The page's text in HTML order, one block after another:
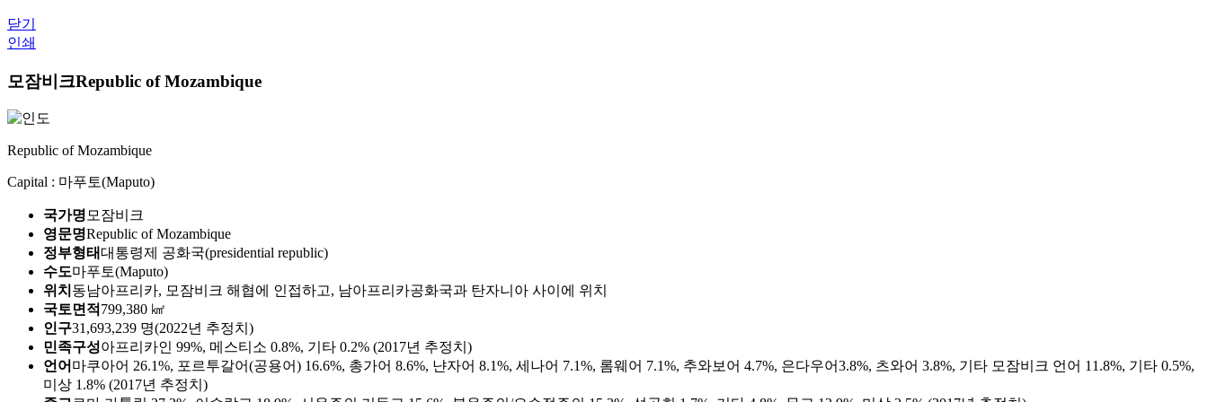
닫기
인쇄
모잠비크Republic of Mozambique
Republic of Mozambique
Capital : 마푸토(Maputo)
국가명모잠비크
영문명Republic of Mozambique
정부형태대통령제 공화국(presidential republic)
수도마푸토(Maputo)
위치 동남아프리카, 모잠비크 해협에 인접하고, 남아프리카공화국과 탄자니아 사이에 위치
국토면적 799,380 ㎢
인구31,693,239 명(2022년 추정치)
민족구성아프리카인 99%, 메스티소 0.8%, 기타 0.2% (2017년 추정치)
언어 마쿠아어 26.1%, 포르투갈어(공용어) 16.6%, 총가어 8.6%, 냔자어 8.1%, 세나어 7.1%, 롬웨어 7.1%, 추와보어 4.7%, 은다우어3.8%, 츠와어 3.8%, 기타 모잠비크 언어 11.8%, 기타 0.5%,
미상 1.8% (2017년 추정치)